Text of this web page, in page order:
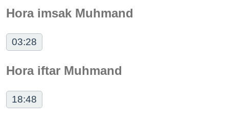
Hora imsak Muhmand
03:28
Hora iftar Muhmand
18:48